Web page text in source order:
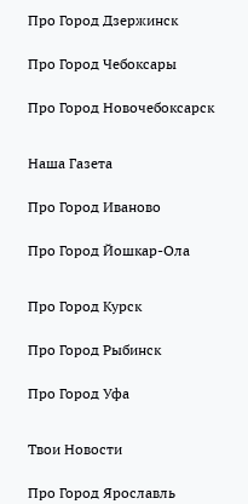
Про Город Дзержинск
Про Город Чебоксары
Про Город Новочебоксарск
Наша Газета
Про Город Иваново
Про Город Йошкар-Ола
Про Город Курск
Про Город Рыбинск
Про Город Уфа
Твои Новости
Про Город Ярославль